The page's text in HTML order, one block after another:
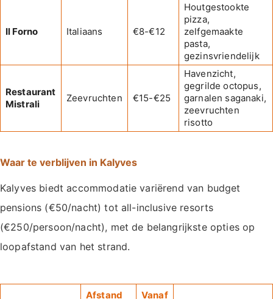
Il Forno Italiaans €8-€12
Houtgestookte
pizza,
zelfgemaakte
pasta,
gezinsvriendelijk
Restaurant
Mistrali
Zeevruchten €15-€25
Havenzicht,
gegrilde octopus,
garnalen saganaki,
zeevruchten
risotto
Waar te verblijven in Kalyves
Kalyves biedt accommodatie variërend van budget
pensions (€50/nacht) tot all-inclusive resorts
(€250/persoon/nacht), met de belangrijkste opties op
loopafstand van het strand.
Afstand Vanaf